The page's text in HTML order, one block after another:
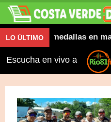
LO ÚLTIMO
y con medallas en
Escucha en vivo a